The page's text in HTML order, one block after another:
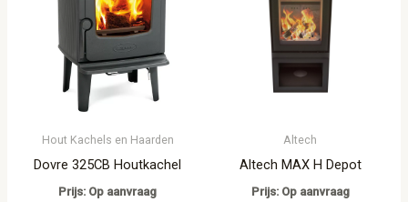
Hout Kachels en Haarden
Dovre 325CB Houtkachel
Prijs: Op aanvraag
Altech
Altech MAX H Depot
Prijs: Op aanvraag